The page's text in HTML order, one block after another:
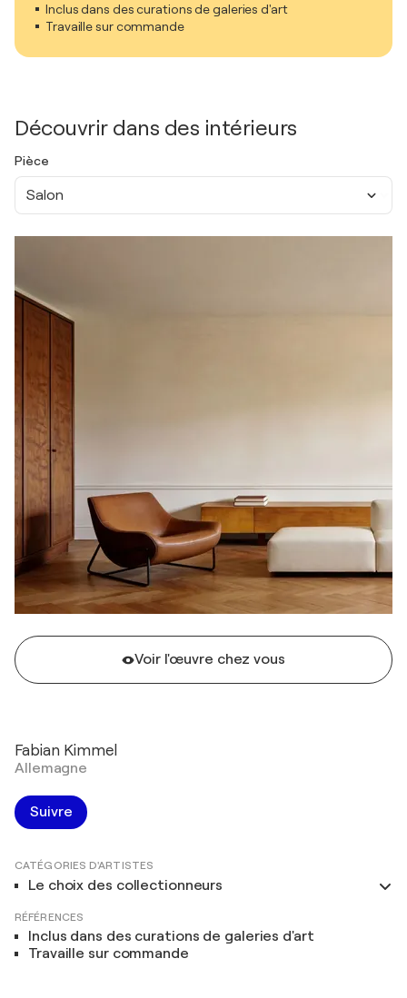
Inclus dans des curations de galeries d'art
Travaille sur commande
Découvrir dans des intérieurs
Pièce
Salon
Voir l'œuvre chez vous
Fabian Kimmel
Allemagne
Suivre
CATÉGORIES D'ARTISTES
Le choix des collectionneurs
RÉFÉRENCES
Inclus dans des curations de galeries d'art
Travaille sur commande